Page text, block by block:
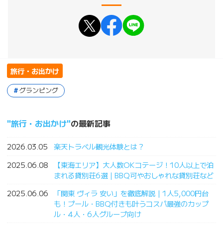
旅行・お出かけ
グランピング
旅行・お出かけ の最新記事
2026.03.05
楽天トラベル観光体験とは？
2025.06.08
【東海エリア】大人数OKコテージ！10人以上で泊
まれる貸別荘6選｜BBQ可やおしゃれな貸別荘など
2025.06.06
「関東 ヴィラ 安い」を徹底解説｜1人5,000円台
も！プール・BBQ付きも叶うコスパ最強のカップ
ル・4人・6人グループ向け